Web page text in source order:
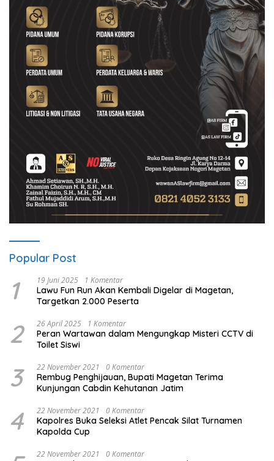
Popular Post
1 19 Juni 2025 1 Komentar
Lawu Fun Run Akan Kembali Digelar di Magetan,
Targetkan 2.000 Peserta
2 26 April 2025 1 Komentar
Peran Wartawan dalam Mengungkap Misteri CCTV di
Toilet Siswi
3 22 November 2021 0 Komentar
Rembug Penghijauan, Bupati Magetan Terima
Kunjungan Cabdin Kehutanan Jatim
4 22 November 2021 0 Komentar
Kapolres Buka Seleksi Atlet Pencak Silat Turnamen
Kapolda Cup
22 November 2021 0 Komentar